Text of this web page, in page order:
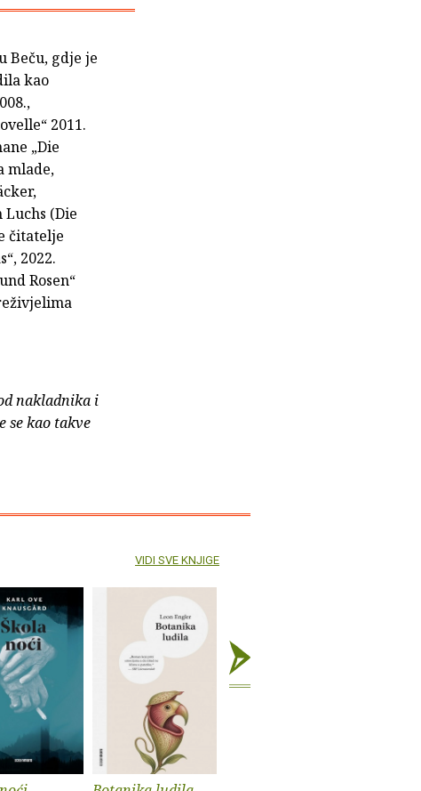
Beču, gdje je
kao
2011.
„Die
mlade,
(Die
čitatelje
2022.
Rosen“
nakladnika i
se kao takve
VIDI SVE KNJIGE